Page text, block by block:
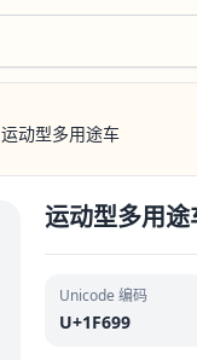
运动型多用途车
运动型多用途
Unicode 编码
U+1F699